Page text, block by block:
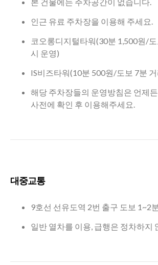
인근 유료 주차장을 이용해 주세요.
코오롱디지털타워(30분 1,500원/
시 운영)
IS비즈타워(10분 500원/도보 7분
해당 주차장들의 운영방침은 언제
사전에 확인 후 이용해주세요.
대중교통
9호선 선유도역 2번 출구 도보 1~2
일반 열차를 이용, 급행은 정차하지